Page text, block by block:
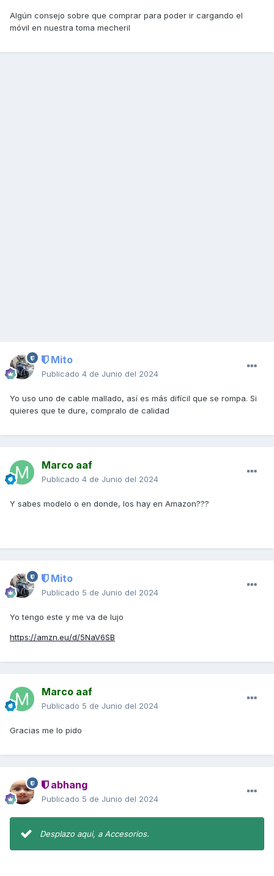
Algún consejo sobre que comprar para poder ir cargando el
móvil en nuestra toma mecheril
Mito
Publicado 4 de Junio del 2024
Yo uso uno de cable mallado, así es más difícil que se rompa. Si
quieres que te dure, compralo de calidad
Marco aaf
Publicado 4 de Junio del 2024
Y sabes modelo o en donde, los hay en Amazon???
Mito
Publicado 5 de Junio del 2024
Yo tengo este y me va de lujo
https://amzn.eu/d/5NaV6SB
Marco aaf
Publicado 5 de Junio del 2024
Gracias me lo pido
abhang
Publicado 5 de Junio del 2024
Desplazo aqui, a Accesorios.